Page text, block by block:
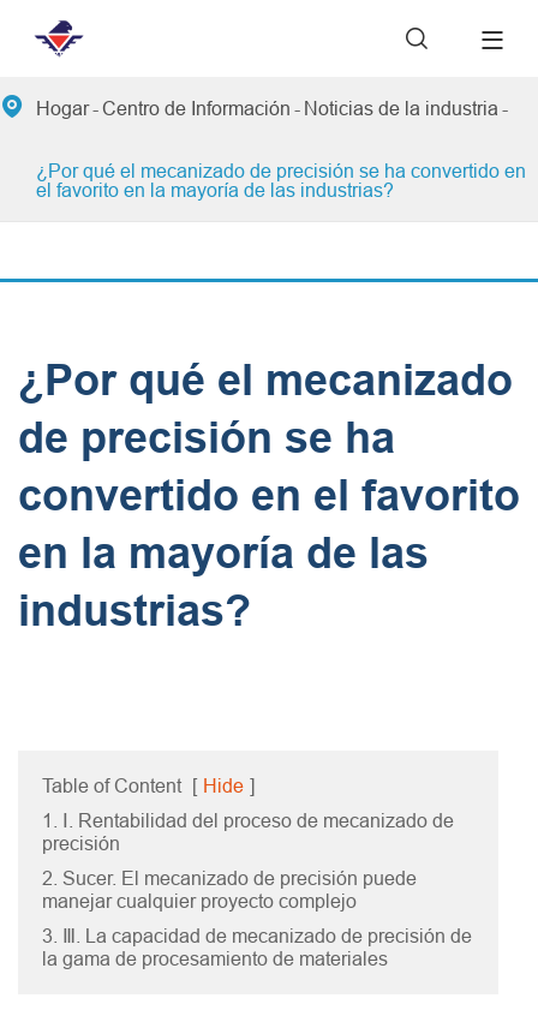

 Hogar Centro de Información Noticias de la industria
¿Por qué el mecanizado de precisión se ha convertido en
el favorito en la mayoría de las industrias?
¿Por qué el mecanizado
de precisión se ha
convertido en el favorito
en la mayoría de las
industrias?
Table of Content [ Hide ]
1. Ⅰ. Rentabilidad del proceso de mecanizado de
precisión
2. Sucer. El mecanizado de precisión puede
manejar cualquier proyecto complejo
3. Ⅲ. La capacidad de mecanizado de precisión de
la gama de procesamiento de materiales